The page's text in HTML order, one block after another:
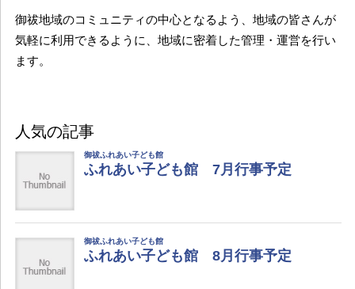
御祓地域のコミュニティの中心となるよう、地域の皆さんが
気軽に利用できるように、地域に密着した管理・運営を行い
ます。
人気の記事